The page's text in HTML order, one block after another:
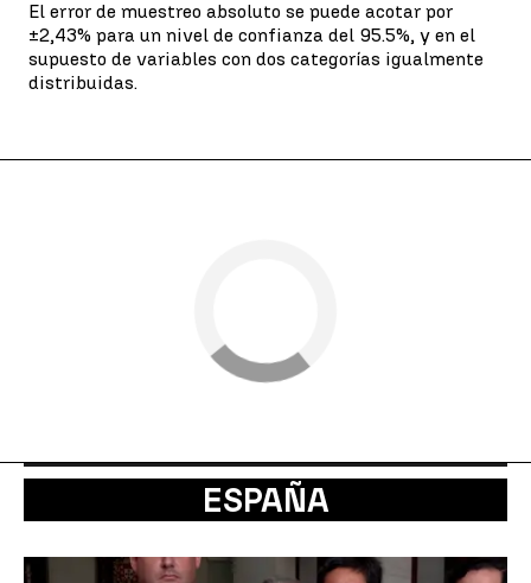
El error de muestreo absoluto se puede acotar por
±2,43% para un nivel de confianza del 95.5%, y en el
supuesto de variables con dos categorías igualmente
distribuidas.
ESPAÑA